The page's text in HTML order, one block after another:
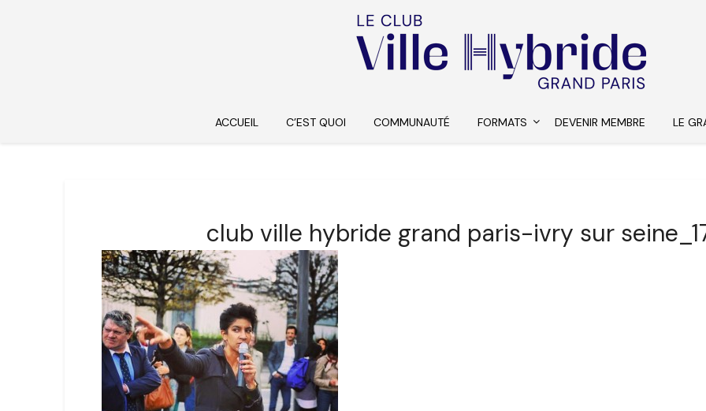
ACCUEIL C’EST QUOI COMMUNAUTÉ FORMATS DEVENIR MEMBRE LE
club ville hybride grand paris-ivry sur